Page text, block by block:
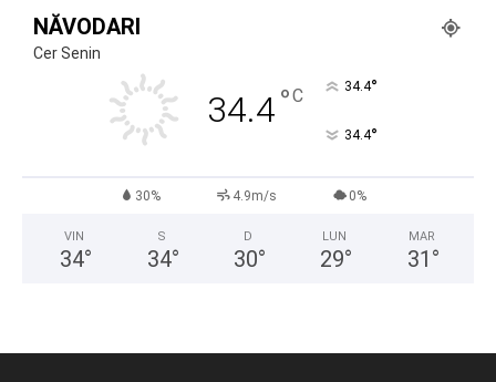
NĂVODARI
Cer Senin
34.4°C 34.4°
34.4°
30% 4.9m/s 0%
VIN
34°
S
34°
D
30°
LUN
29°
MAR
31 °